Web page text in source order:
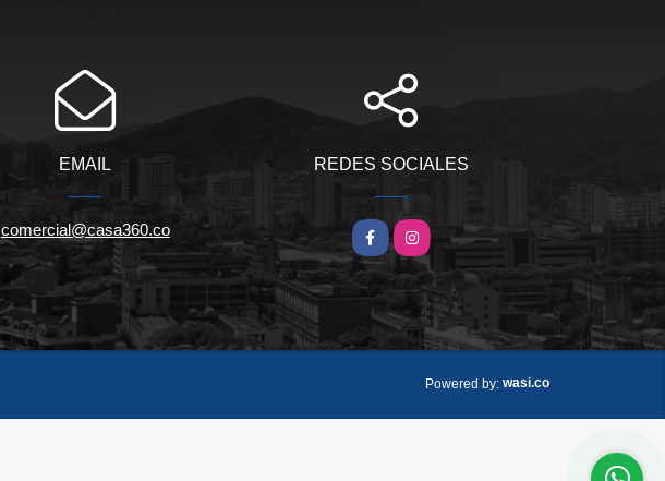
EMAIL
comercial@casa360.co
REDES SOCIALES
FacebookInstagram
Powered by: wasi.co